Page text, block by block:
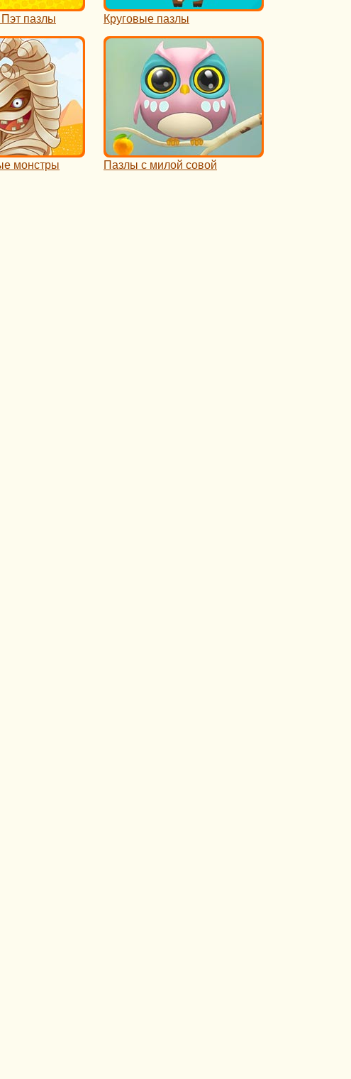
Пэт пазлы Круговые пазлы
монстры
Пазлы с милой совой